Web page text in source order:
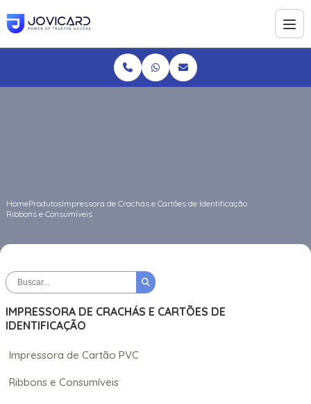
HomeProdutosImpressora de Crachás e Cartões de Identificação
Ribbons e Consumíveis
IMPRESSORA DE CRACHÁS E CARTÕES DE
IDENTIFICAÇÃO
Impressora de Cartão PVC
Ribbons e Consumíveis